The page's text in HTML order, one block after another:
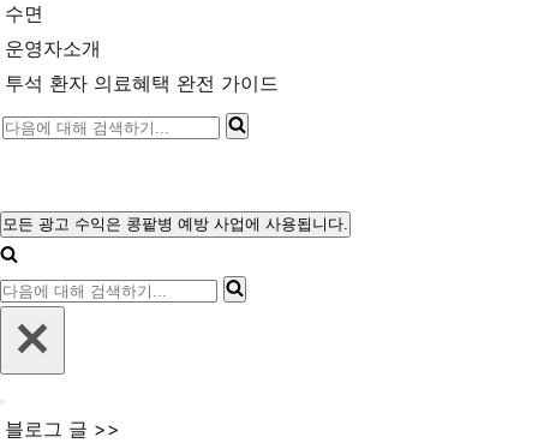
수면
운영자소개
투석 환자 의료혜택 완전 가이드
다
대
해
검
색
모든 광고 수익은 콩팥병 예방 사업에 사용됩니다.
다
해
비
블로그 글 >>